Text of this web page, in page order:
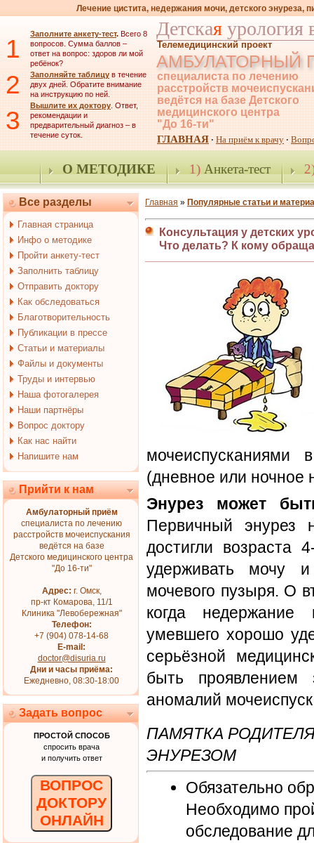
Лечение цистита, недержания мочи, детского энуреза,
1 Заполните анкету-тест. Всего 8
вопросов. Сумма баллов –
ответ на вопрос: здоров ли мой
ребёнок?
2 Заполняйте таблицу в течение
двух дней. Обратите внимание
на инструкцию по ней.
3 Вышлите их доктору. Ответ,
рекомендации и
предварительный диагноз – в
течение суток.
Детская урология
Телемедицинский проект
АМБУЛАТОРНЫЙ
специалиста по лечению
расстройств
ведётся на базе Детского
медицинского центра
"До 16-ти"
ГЛАВНАЯ · На приём к врачу ·
О МЕТОДИКЕ 1)Анкета-тест
Все разделы
Главная страница
Инфо о методике
Пройти анкету-тест
Заполнить таблицу
Отправить доктору
Как обследоваться
Благотворительность
Публикации в прессе
Статьи и материалы
Файлы и документы
Труды и интервью
Наша фотогалерея
Наши партнёры
Вопрос доктору
Как нас найти
Напишите нам
Прийти к нам
Амбулаторный приём
специалиста по лечению
расстройств мочеиспускания
ведётся на базе
Детского медицинского центра
"До 16-ти"
Адрес: г. Омск,
пр-кт Комарова, 11/1
Клиника "Левобережная"
Телефон:
+7 (904) 078-14-68
E-mail:
doctor@disuria.ru
Дни и часы приёма:
Ежедневно, 08:30-18:00
Задать вопрос
ПРОСТОЙ СПОСОБ
спросить врача
и получить ответ
ВОПРОС
ДОКТОРУ
ОНЛАЙН
Главная » Популярные статьи и
Консультация у детских
Что делать? К кому
(дневное или ночное
Энурез может
Первичный энурез
достигли возраста
удерживать мочу и
мочевого пузыря. О
когда
умевшего хорошо
серьёзной
быть проявлением
аномалий
ПАМЯТКА
ЭНУРЕЗОМ
Обязательно
Необходимо
обследование